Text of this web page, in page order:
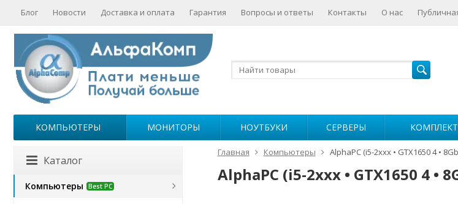
Блог Новости Доставка и оплата Гарантия Вопросы и ответы Контакты О нас
КОМПЬЮТЕРЫ МОНИТОРЫ НОУТБУКИ СЕРВЕРЫ
Главная Компьютеры AlphaPC (i5-2xxx • GTX1650 4 •
AlphaPC (i5-2xxx • GTX1650 4 •
Каталог
Компьютеры Best PC